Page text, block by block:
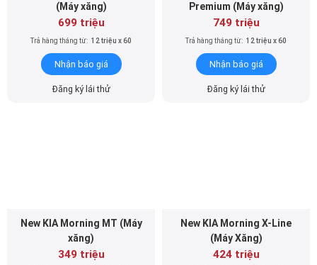
(Máy xăng)
699 triệu
Trả hàng tháng từ: 12 triệu x 60
Nhận báo giá
Đăng ký lái thử
Premium (Máy xăng)
749 triệu
Trả hàng tháng từ: 12 triệu x 60
Nhận báo giá
Đăng ký lái thử
New KIA Morning MT (Máy
xăng)
349 triệu
New KIA Morning X-Line
(Máy Xăng)
424 triệu